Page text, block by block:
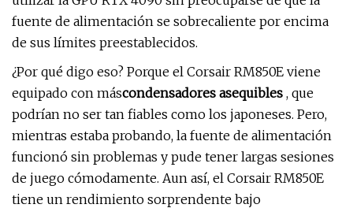
fuente de alimentación se sobrecaliente por encima
de sus límites preestablecidos.
¿Por qué digo eso? Porque el Corsair RM850E viene
equipado con máscondensadores asequibles , que
podrían no ser tan fiables como los japoneses. Pero,
mientras estaba probando, la fuente de alimentación
funcionó sin problemas y pude tener largas sesiones
de juego cómodamente. Aun así, el Corsair RM850E
tiene un rendimiento sorprendente bajo